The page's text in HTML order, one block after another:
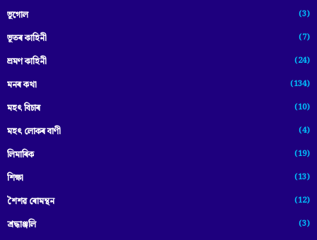
ভূগোল (3)
ভূতৰ কাহিনী (7)
ভ্ৰমণ কাহিনী (24)
মনৰ কথা (134)
মহৎ বিচাৰ (10)
মহৎ লোকৰ বাণী (4)
লিমাৰিক (19)
শিক্ষা (13)
শৈশৱ ৰোমন্থন (12)
শ্ৰদ্ধাঞ্জলি (3)